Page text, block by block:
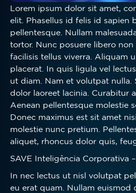
Lorem ipsum dolor sit amet,
elit. Phasellus id felis id sapien
pellentesque. Nullam
tortor. Nunc posuere libero non
facilisis tellus viverra. Aliquam
placerat. In quis ligula vel
ut diam. Nam et volutpat nulla.
dolor laoreet lacinia. Curabitur
Aenean pellentesque molestie
Donec maximus est sit amet
molestie nunc pretium.
aliquet, rhoncus dolor quis,
SAVE Inteligência Corporativa
In nec lectus ut nisl volutpat
eu erat quam. Nullam euismod